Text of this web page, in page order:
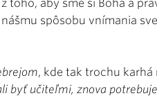
toho, aby sme si Boha a
spôsobu vnímania
, kde tak trochu
byť učiteľmi, znova